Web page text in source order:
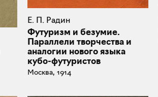
Е. П. Радин
Футуризм и безумие.
Параллели творчества и
аналогии нового языка
кубо-футуристов
Москва, 1914